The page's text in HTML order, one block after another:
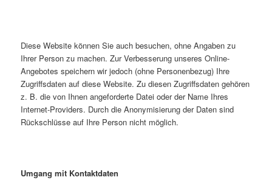
Diese Website können Sie auch besuchen, ohne Angaben zu
Ihrer Person zu machen. Zur Verbesserung unseres Online-
Angebotes speichern wir jedoch (ohne Personenbezug) Ihre
Zugriffsdaten auf diese Website. Zu diesen Zugriffsdaten gehören
z. B. die von Ihnen angeforderte Datei oder der Name Ihres
Internet-Providers. Durch die Anonymisierung der Daten sind
Rückschlüsse auf Ihre Person nicht möglich.
Umgang mit Kontaktdaten